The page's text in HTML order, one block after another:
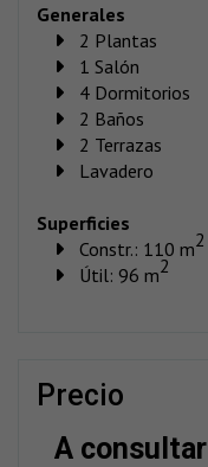
Generales
2 Plantas
1 Salón
4 Dormitorios
2 Baños
2 Terrazas
Lavadero
Superficies
Constr.: 110 m2
Útil: 96 m2
precio
A consultar